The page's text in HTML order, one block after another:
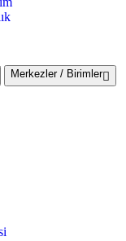
Merkezler / Birimler